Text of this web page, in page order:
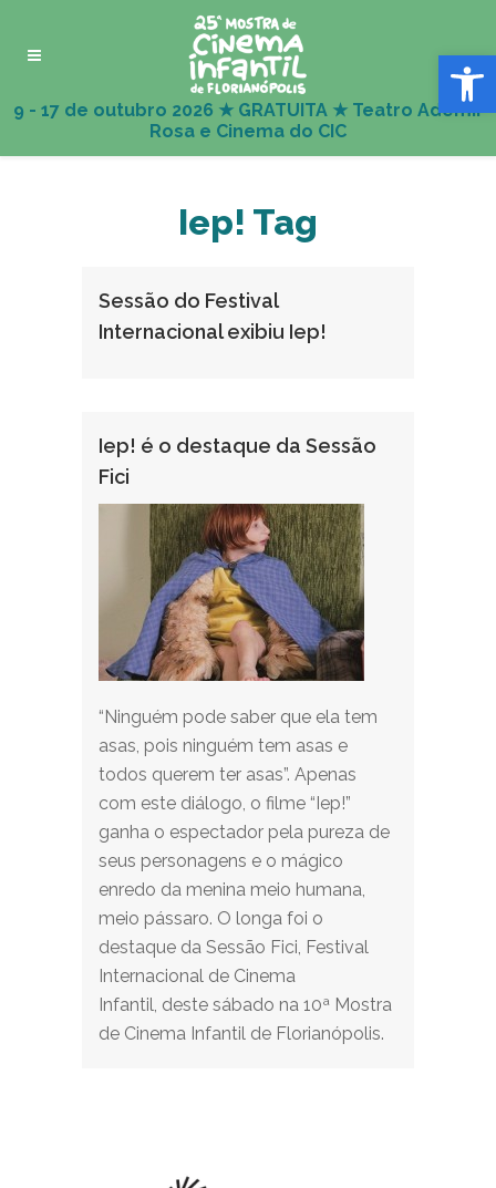
Abrir
Iep! Tag
Sessão do Festival
Internacional exibiu Iep!
Iep! é o destaque da Sessão
Fici
“Ninguém pode saber que ela tem
asas, pois ninguém tem asas e
todos querem ter asas”. Apenas
com este diálogo, o filme “Iep!”
ganha o espectador pela pureza de
seus personagens e o mágico
enredo da menina meio humana,
meio pássaro. O longa foi o
destaque da Sessão Fici, Festival
Internacional de Cinema
Infantil, deste sábado na 10ª Mostra
de Cinema Infantil de Florianópolis.